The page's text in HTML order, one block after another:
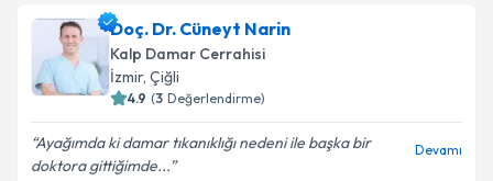
bilgilendireceğiz.
E-posta Adresiniz
Kişisel verilerimin işlenmesine ilişkin
Doç. Dr. Cüneyt Narin
Kalp Damar Cerrahisi
İzmir, Çiğli
4.9 (3 Değerlendirme)
Ayağımda ki damar tıkanıklığı nedeni ile başka bir
doktora gittiğimde...
Devamı